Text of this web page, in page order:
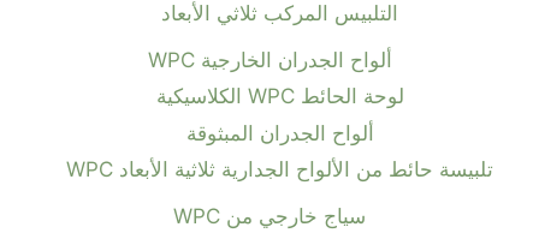
التلبيس المركب ثلاثي الأبعاد
ألواح الجدران الخارجية WPC
لوحة الحائط WPC الكلاسيكية
ألواح الجدران المبثوقة
تلبيسة حائط من الألواح الجدارية ثلاثية الأبعاد WPC
سياج خارجي من WPC